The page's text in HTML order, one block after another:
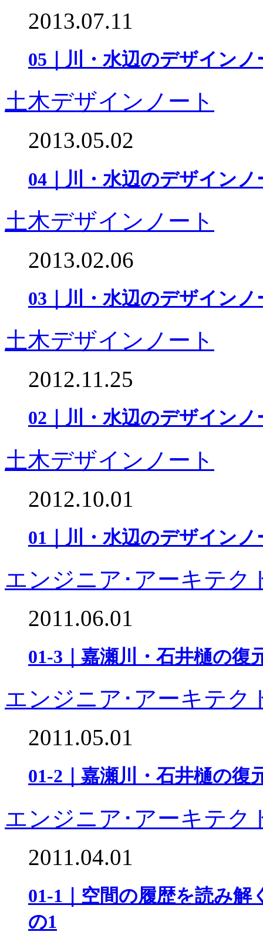
2013.07.11
05｜川・水辺のデザインノ
土木デザインノート
2013.05.02
04｜川・水辺のデザインノ
土木デザインノート
2013.02.06
03｜川・水辺のデザインノ
土木デザインノート
2012.11.25
02｜川・水辺のデザインノ
土木デザインノート
2012.10.01
01｜川・水辺のデザインノ
エンジニア･アーキテク
2011.06.01
01-3｜嘉瀬川・石井樋の
エンジニア･アーキテク
2011.05.01
01-2｜嘉瀬川・石井樋の
エンジニア･アーキテク
2011.04.01
01-1｜空間の履歴を読み
の1